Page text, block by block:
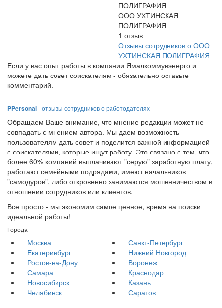
ООО УХТИНСКАЯ
ПОЛИГРАФИЯ
1 отзыв
Отзывы сотрудников о ООО
УХТИНСКАЯ ПОЛИГРАФИЯ
Если у вас опыт работы в компании Ямалкоммунэнерго и
можете дать совет соискателям - обязательно оставьте
комментарий.
PPersonal- отзывы сотрудников о работодателях
Обращаем Ваше внимание, что мнение редакции может не
совпадать с мнением автора. Мы даем возможность
пользователям дать совет и поделится важной информацией
с соискателями, которые ищут работу. Это связано с тем, что
более 60% компаний выплачивают "серую" заработную плату,
работают семейными подрядами, имеют начальников
"самодуров", либо откровенно занимаются мошенничеством в
отношении сотрудников или клиентов.
Все просто - мы экономим самое ценное, время на поиски
идеальной работы!
Города
Москва
Санкт-Петербург
Екатеринбург
Нижний Новгород
Ростов-на-Дону
Воронеж
Самара
Краснодар
Новосибирск
Казань
Челябинск
Саратов